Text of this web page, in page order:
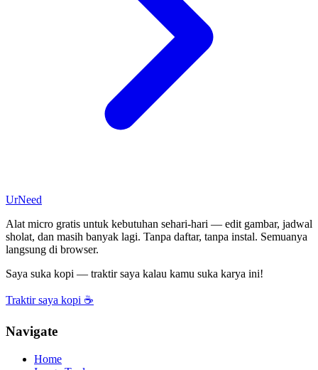
UrNeed
Alat micro gratis untuk kebutuhan sehari-hari — edit gambar, jadwal
sholat, dan masih banyak lagi. Tanpa daftar, tanpa instal. Semuanya
langsung di browser.
Saya suka kopi — traktir saya kalau kamu suka karya ini!
Traktir saya kopi ☕
Navigate
Home